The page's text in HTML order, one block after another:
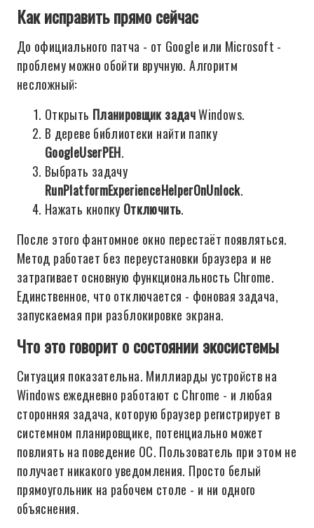
Как исправить прямо сейчас
До официального патча - от Google или Microsoft -
проблему можно обойти вручную. Алгоритм
несложный:
Открыть Планировщик задачWindows.
В дереве библиотеки найти папку
GoogleUserPEH.
Выбрать задачу
RunPlatformExperienceHelperOnUnlock.
Нажать кнопку Отключить.
После этого фантомное окно перестаёт появляться.
Метод работает без переустановки браузера и не
затрагивает основную функциональность Chrome.
Единственное, что отключается - фоновая задача,
запускаемая при разблокировке экрана.
Что это говорит о состоянии экосистемы
Ситуация показательна. Миллиарды устройств на
Windows ежедневно работают с Chrome - и любая
сторонняя задача, которую браузер регистрирует в
системном планировщике, потенциально может
повлиять на поведение ОС. Пользователь при этом не
получает никакого уведомления. Просто белый
прямоугольник на рабочем столе - и ни одного
объяснения.